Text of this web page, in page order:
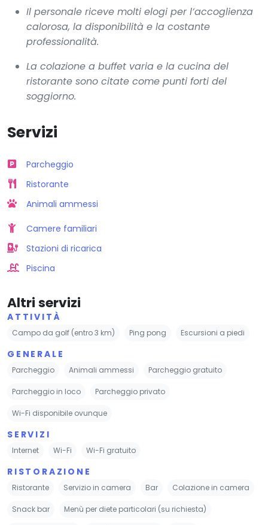
Il personale riceve molti elogi per l’accoglienza
calorosa, la disponibilità e la costante
professionalità.
La colazione a buffet varia e la cucina del
ristorante sono citate come punti forti del
soggiorno.
Servizi
Parcheggio
Ristorante
Animali ammessi
Camere familiari
Stazioni di ricarica
Piscina
Altri servizi
ATTIVITÀ
Campo da golf (entro 3 km) Ping pong Escursioni a piedi
GENERALE
Parcheggio Animali ammessi Parcheggio gratuito
Parcheggio in loco Parcheggio privato
Wi-Fi disponibile ovunque
SERVIZI
Internet Wi-Fi Wi-Fi gratuito
RISTORAZIONE
Ristorante Servizio in camera Bar Colazione in camera
Snack bar Menù per diete particolari (su richiesta)